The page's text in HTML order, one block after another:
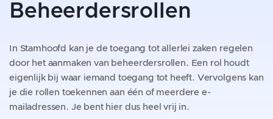
Beheerdersrollen
In Stamhoofd kan je de toegang tot allerlei zaken regelen
door het aanmaken van beheerdersrollen. Een rol houdt
eigenlijk bij waar iemand toegang tot heeft. Vervolgens kan
je die rollen toekennen aan één of meerdere e-
mailadressen. Je bent hier dus heel vrij in.